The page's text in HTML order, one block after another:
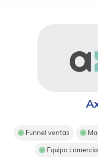
Funnel ventas
Equipo